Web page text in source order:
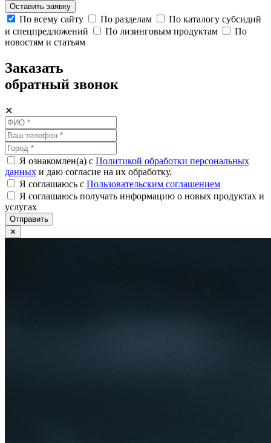
Оставить заявку
По всему сайту По разделам
По каталогу субсидий
и спецпредложений
По лизинговым продуктам
По
новостям и статьям
Заказать
обратный звонок
✕
Я ознакомлен(а) с Политикой обработки персональных
данных и даю согласие на их обработку.
Я соглашаюсь c Пользовательским соглашением
Я соглашаюсь получать информацию о новых продуктах и
услугах
Отправить
✕